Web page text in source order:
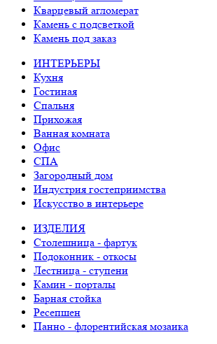
Кварцевый агломерат
Камень с подсветкой
Камень под заказ
ИНТЕРЬЕРЫ
Кухня
Гостиная
Спальня
Прихожая
Ванная комната
Офис
СПА
Загородный дом
Индустрия гостеприимства
Искусство в интерьере
ИЗДЕЛИЯ
Столешница - фартук
Подоконник - откосы
Лестница - ступени
Камин - порталы
Барная стойка
Ресепшен
Панно - флорентийская мозаика